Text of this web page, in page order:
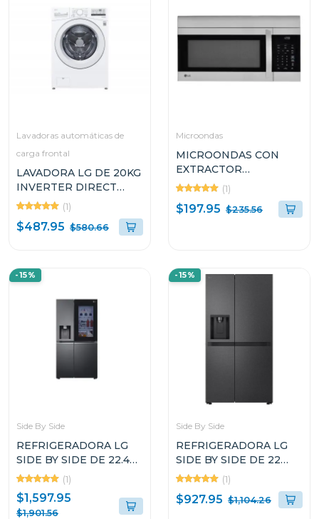
Lavadoras automáticas de
carga frontal
LAVADORA LG DE 20KG
INVERTER DIRECT
DRIVE THINQ
WM20WV26W
(1)
$487.95 $580.66
Microondas
MICROONDAS CON
EXTRACTOR
EMPOTRABLE LG DE
1.7 CUFT EASY CLEAN
LMV1764ST
(1)
$197.95 $235.56
-15%
Side By Side
REFRIGERADORA LG
SIDE BY SIDE DE 22.4P³
INSTAVIEW DOOR IN
DOOR CRAFT ICE
VS25XHWCB
(1)
$1,597.95
$1,901.56
-15%
Side By Side
REFRIGERADORA LG
SIDE BY SIDE DE 22
CUFT COLOR NEGRO
SMART INVERTER
VS25LQIK
(1)
$927.95 $1,104.26